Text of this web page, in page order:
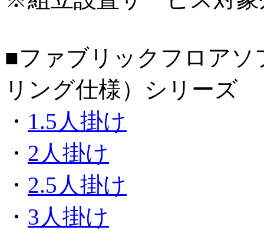
■ファブリックフロアソ
リング仕様）シリーズ
・ 1.5人掛け
・ 2人掛け
・ 2.5人掛け
・ 3人掛け